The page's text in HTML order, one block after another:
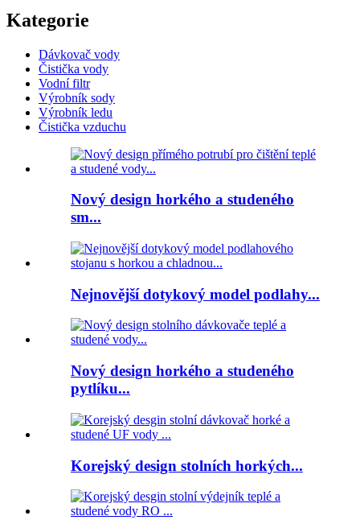
Kategorie
Dávkovač vody
Čistička vody
Vodní filtr
Výrobník sody
Výrobník ledu
Čistička vzduchu
Nový design horkého a studeného
sm...
Nejnovější dotykový model podlahy...
Nový design horkého a studeného
pytlíku...
Korejský design stolních horkých...